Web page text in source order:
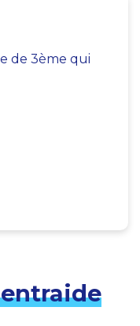
de 3ème qui